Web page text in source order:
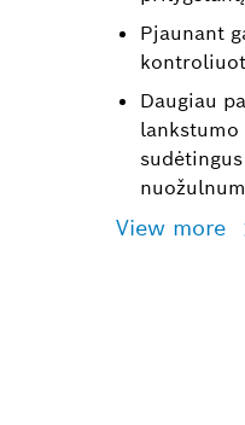
Pjaunant
Daugiau
View more